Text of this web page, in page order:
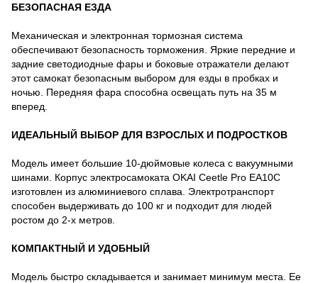
БЕЗОПАСНАЯ ЕЗДА
Механическая и электронная тормозная система
обеспечивают безопасность торможения. Яркие передние и
задние светодиодные фары и боковые отражатели делают
этот самокат безопасным выбором для езды в пробках и
ночью. Передняя фара способна освещать путь на 35 м
вперед.
ИДЕАЛЬНЫЙ ВЫБОР ДЛЯ ВЗРОСЛЫХ И ПОДРОСТКОВ
Модель имеет большие 10-дюймовые колеса с вакуумными
шинами. Корпус электросамоката OKAI Ceetle Pro EA10C
изготовлен из алюминиевого сплава. Электротранспорт
способен выдерживать до 100 кг и подходит для людей
ростом до 2-х метров.
КОМПАКТНЫЙ И УДОБНЫЙ
Модель быстро складывается и занимает минимум места. Ее